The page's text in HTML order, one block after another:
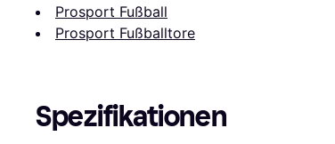
Prosport Fußball
Prosport Fußballtore
Spezifikationen